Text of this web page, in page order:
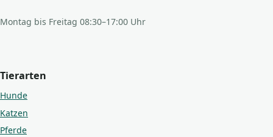
Montag bis Freitag 08:30–17:00 Uhr
Tierarten
Hunde
Katzen
Pferde